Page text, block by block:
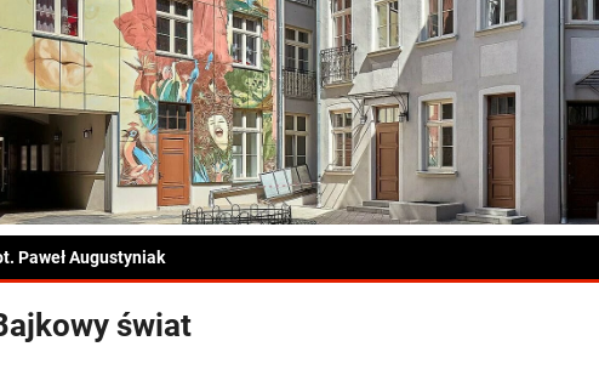
Paweł Augustyniak
świat